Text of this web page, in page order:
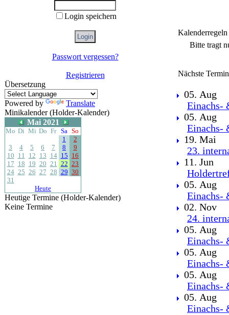
Login speichern
Passwort vergessen?
Registrieren
Übersetzung
Powered by
Translate
Minikalender (Holder-Kalender)
Mai 2021
Mo Di Mi Do Fr Sa So
1
2
3
4 5 6 7 8
9
10 11 12 13 14 15 16
17 18 19 20 21 22 23
24 25 26 27 28 29 30
31
Heute
Heutige Termine (Holder-Kalender)
Keine Termine
Kalenderregeln
Bitte tragt
Nächste
05. Aug
Einachs-
05. Aug
Einachs-
19. Mai
23.
11. Jun
05. Aug
Einachs-
02. Nov
24.
05. Aug
Einachs-
05. Aug
Einachs-
05. Aug
Einachs-
05. Aug
Einachs-